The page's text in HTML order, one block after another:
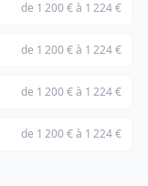
de 1 200 € à 1 224 €
de 1 200 € à 1 224 €
de 1 200 € à 1 224 €
de 1 200 € à 1 224 €